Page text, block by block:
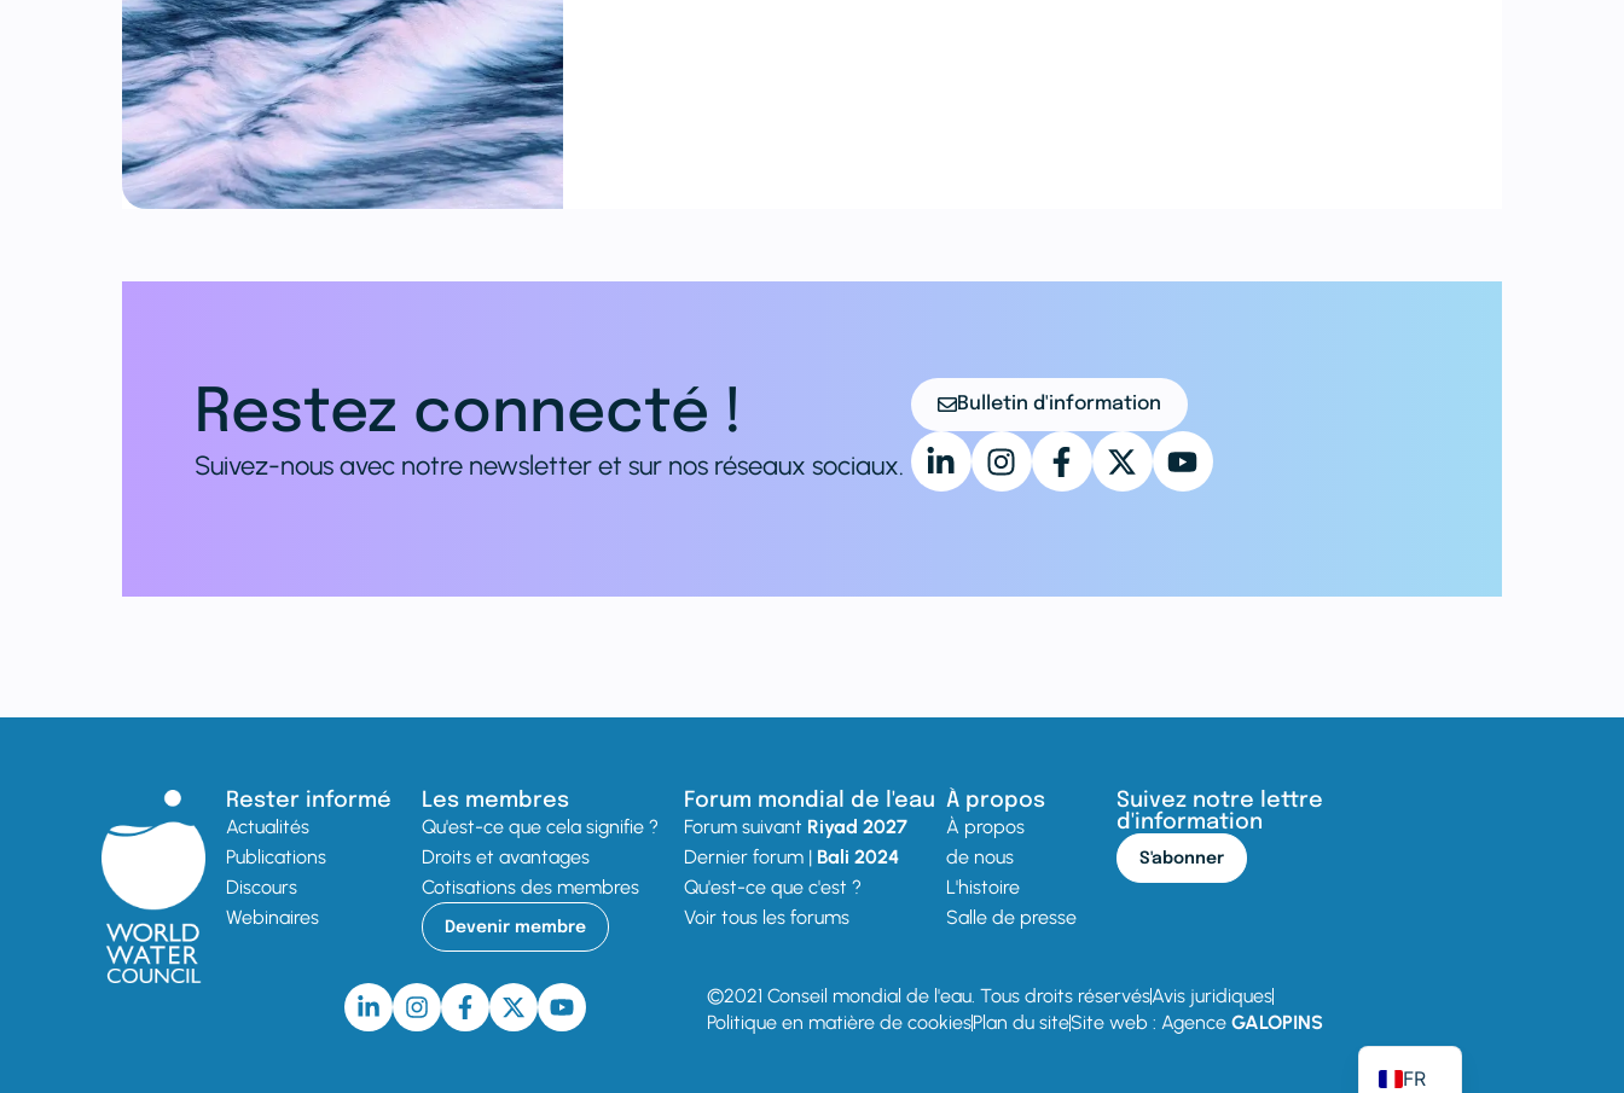
Restez connecté !
Suivez-nous avec notre newsletter et sur nos réseaux sociaux.
Bulletin d'information
Rester informé
Actualités
Publications
Discours
Webinaires
Les membres
Qu'est-ce que cela signifie ?
Droits et avantages
Cotisations des membres
Devenir membre
Forum mondial de l'eau
Forum suivant Riyad 2027
Dernier forum | Bali 2024
Qu'est-ce que c'est ?
Voir tous les forums
À propos
À propos
de nous
L'histoire
Salle de presse
Suivez notre lettre
d'information
S'abonner
©2021 Conseil mondial de l'eau. Tous droits réservésAvis juridiques
Politique en matière de cookiesPlan du siteSite web : Agence GALOPINS
FR